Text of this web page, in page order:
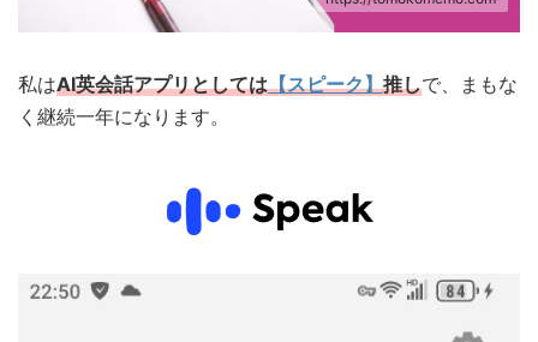
私はAI英会話アプリとしては【スピーク】推しで、まもな
く継続一年になります。